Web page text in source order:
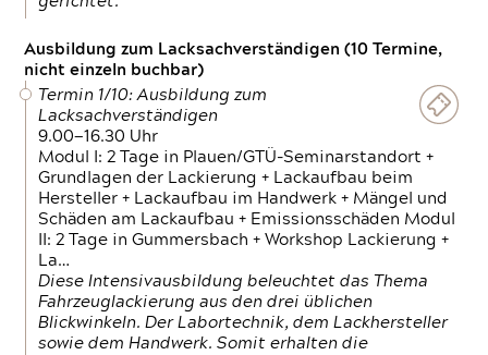
Ausbildung zum Lacksachverständigen (10 Termine,
nicht einzeln buchbar)
Termin 1/10: Ausbildung zum
Lacksachverständigen
9.00—16.30 Uhr
Modul I: 2 Tage in Plauen/GTÜ-Seminarstandort +
Grundlagen der Lackierung + Lackaufbau beim
Hersteller + Lackaufbau im Handwerk + Mängel und
Schäden am Lackaufbau + Emissionsschäden Modul
II: 2 Tage in Gummersbach + Workshop Lackierung +
La…
Diese Intensivausbildung beleuchtet das Thema
Fahrzeuglackierung aus den drei üblichen
Blickwinkeln. Der Labortechnik, dem Lackhersteller
sowie dem Handwerk. Somit erhalten die